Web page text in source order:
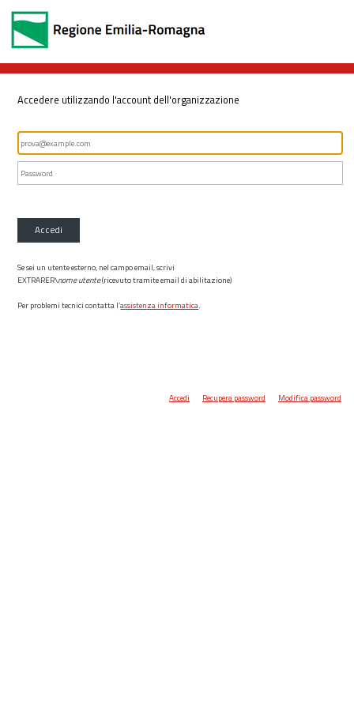
Accedere utilizzando l'account dell'organizzazione
Accedi
Se sei un utente esterno, nel campo email, scrivi
EXTRARER\nome utente(ricevuto tramite email di abilitazione)
Per problemi tecnici contatta l’assistenza informatica.
Accedi Recupera password Modifica password